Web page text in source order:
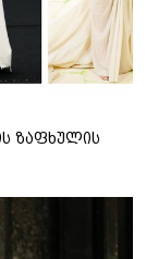
ზაფხულის